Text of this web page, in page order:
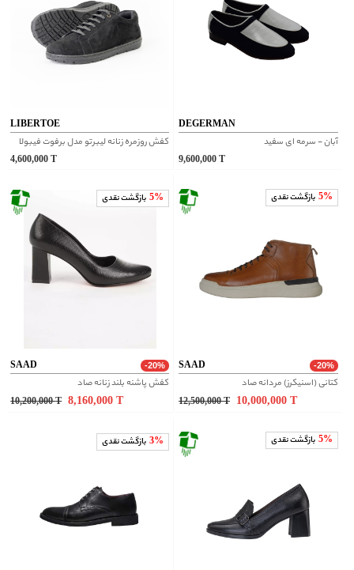
LIBERTOE
کفش روزمره زنانه لیبرتو مدل برفوت فیبولا
4,600,000
DEGERMAN
آبان - سرمه ای سفید
9,600,000
5% بازگشت نقدی
SAAD -20%
کفش پاشنه بلند زنانه صاد
10,200,000 T 8,160,000
5% بازگشت نقدی
SAAD -20%
کتانی (اسنیکرز) مردانه صاد
12,500,000 T 10,000,000
3% بازگشت نقدی 5% بازگشت نقدی